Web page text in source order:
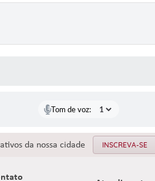
Tom de voz:
da nossa cidade INSCREVA-SE